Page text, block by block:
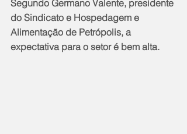
Segundo Germano Valente, presidente
do Sindicato e Hospedagem e
Alimentação de Petrópolis, a
expectativa para o setor é bem alta.